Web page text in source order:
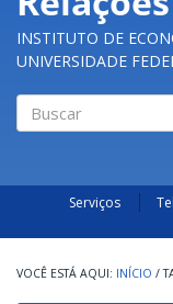
INSTITUTO DE
UNIVERSIDADE
Serviços
INÍCIO /